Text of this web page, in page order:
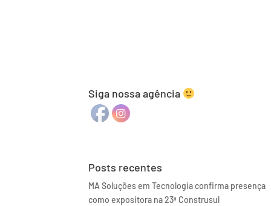
Siga nossa agência
Posts recentes
MA Soluções em Tecnologia confirma presença
como expositora na 23ª Construsul